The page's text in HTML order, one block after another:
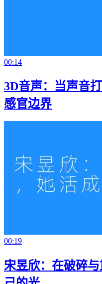
00:14
3D音声：当声音
感官边界
00:19
宋昱欣：在破碎